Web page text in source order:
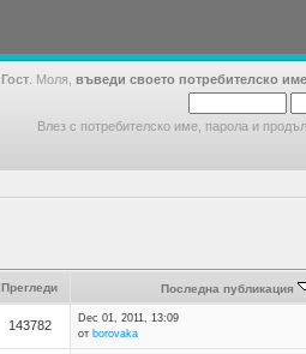
Гост . Моля, въведи своето потребителско име
Влез с потребителско име, парола и
Прегледи Последна публикация
143782
Dec 01, 2011, 13:09
от borovaka